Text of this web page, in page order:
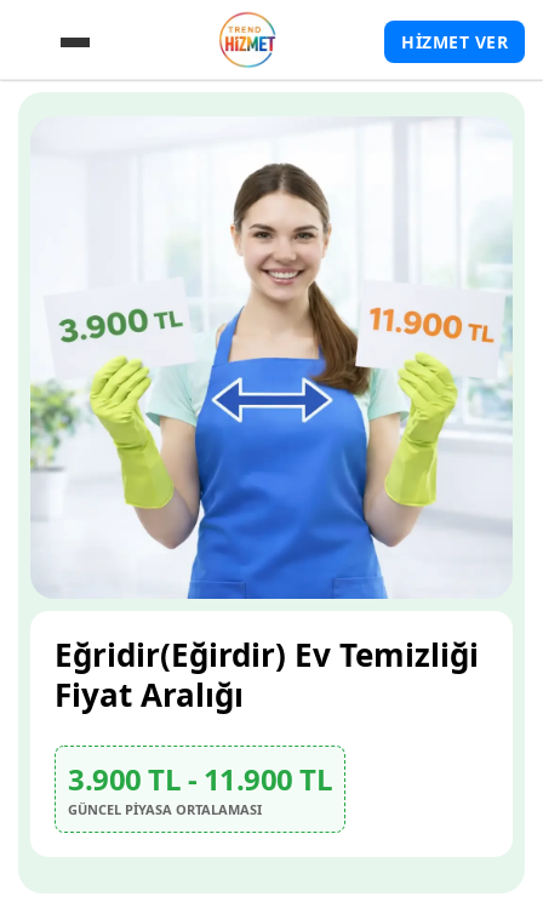
HİZMET VER
Eğridir(Eğirdir) Ev Temizliği
Fiyat Aralığı
3.900 TL - 11.900 TL
GÜNCEL PİYASA ORTALAMASI